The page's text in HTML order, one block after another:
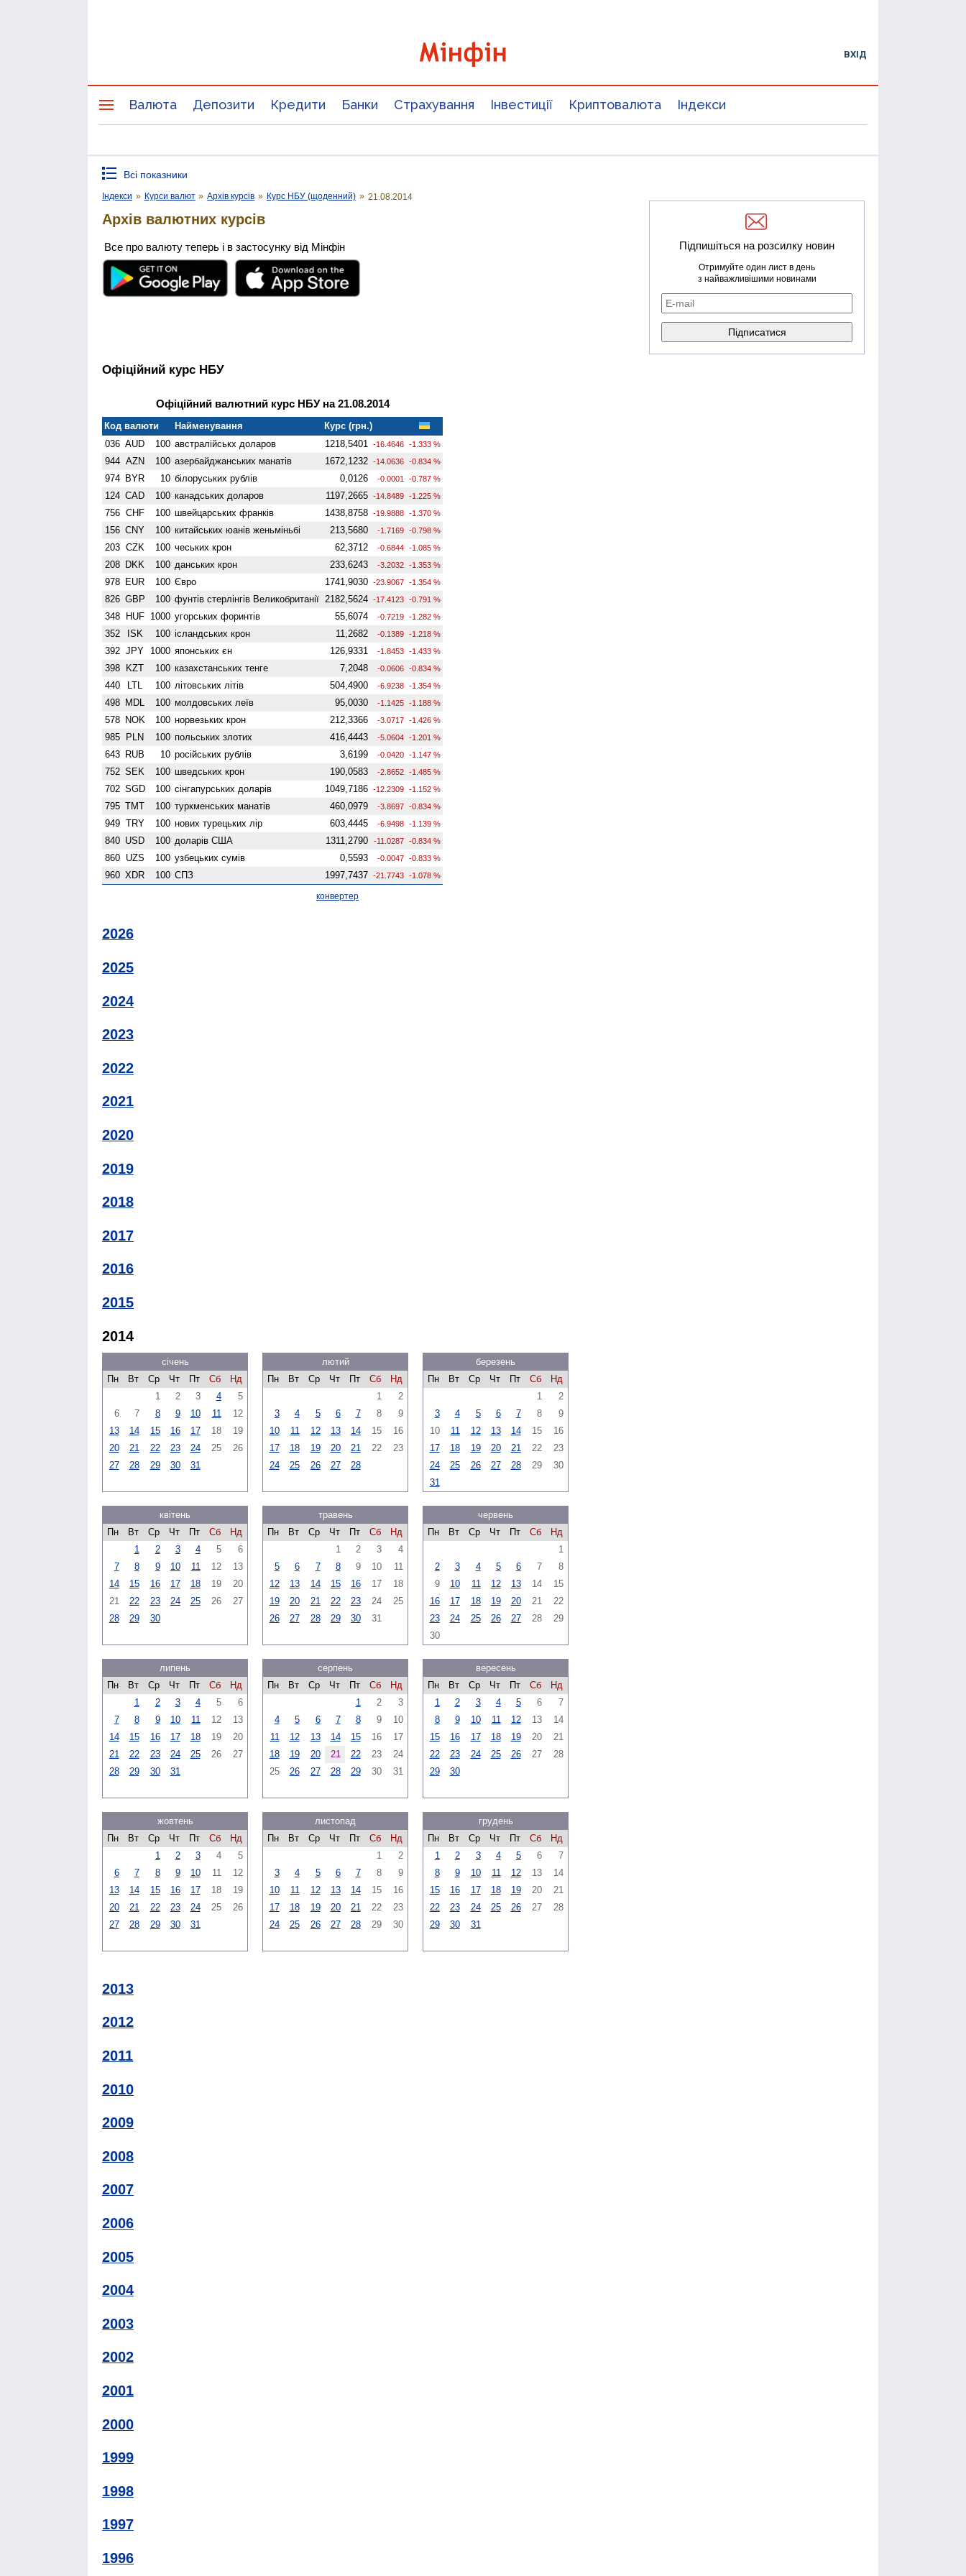
ВХІД
Валюта Депозити Кредити Банки Страхування Інвестиції Криптовалюта Індекси
Всі показники
Індекси » Курси валют » Архів курсів » Курс НБУ (щоденний) » 21.08.2014
Архів валютних курсів
Все про валюту теперь і в застосунку від Мінфін
Офіційний курс НБУ
Офіційний валютний курс НБУ на 21.08.2014
Код валюти Найменування
Курс (грн.)
036 AUD 100 австралійськх доларов 1218,5401 -16.4646 -1.333 %
944 AZN 100 азербайджанських манатів 1672,1232 -14.0636 -0.834 %
974 BYR 10 білоруських рублів 0,0126 -0.0001 -0.787 %
124 CAD 100 канадських доларов 1197,2665 -14.8489 -1.225 %
756 CHF 100 швейцарських франків 1438,8758 -19.9888 -1.370 %
156 CNY 100 китайських юанів женьмiньбi 213,5680 -1.7169 -0.798 %
203 CZK 100 чеських крон 62,3712 -0.6844 -1.085 %
208 DKK 100 данських крон 233,6243 -3.2032 -1.353 %
978 EUR 100 Євро 1741,9030 -23.9067 -1.354 %
826 GBP 100 фунтів стерлінгів Велико­британії 2182,5624 -17.4123 -0.791 %
348 HUF 1000 угорських форинтів 55,6074 -0.7219 -1.282 %
352 ISK 100 ісландських крон 11,2682 -0.1389 -1.218 %
392 JPY 1000 японських єн 126,9331 -1.8453 -1.433 %
398 KZT 100 казахстанських тенге 7,2048 -0.0606 -0.834 %
440 LTL 100 літовських літів 504,4900 -6.9238 -1.354 %
498 MDL 100 молдовських леїв 95,0030 -1.1425 -1.188 %
578 NOK 100 норвезьких крон 212,3366 -3.0717 -1.426 %
985 PLN 100 польських злотих 416,4443 -5.0604 -1.201 %
643 RUB 10 російських рублів 3,6199 -0.0420 -1.147 %
752 SEK 100 шведських крон 190,0583 -2.8652 -1.485 %
702 SGD 100 сінгапурських доларів 1049,7186 -12.2309 -1.152 %
795 TMT 100 туркменських манатів 460,0979 -3.8697 -0.834 %
949 TRY 100 нових турецьких лір 603,4445 -6.9498 -1.139 %
840 USD 100 доларів США 1311,2790 -11.0287 -0.834 %
860 UZS 100 узбецьких сумів 0,5593 -0.0047 -0.833 %
960 XDR 100 СПЗ 1997,7437 -21.7743 -1.078 %
конвертер
2026
2025
2024
2023
2022
2021
2020
2019
2018
2017
2016
2015
2014
січень
Пн
Вт Ср Чт Пт Сб
Нд
1
2 3 4
5
6
7 8 9 10 11
12
13
14 15 16 17 18
19
20
21 22 23 24 25
26
27
28 29 30 31
лютий
Пн
Вт Ср Чт Пт Сб
Нд
1
2
3
4 5 6 7 8
9
10
11 12 13 14 15
16
17
18 19 20 21 22
23
24
25 26 27 28
березень
Пн
Вт Ср Чт Пт Сб
Нд
1
2
3
4 5 6 7 8
9
10
11 12 13 14 15
16
17
18 19 20 21 22
23
24
25 26 27 28 29
30
31
квітень
Пн
Вт Ср Чт Пт Сб
Нд
1
2 3 4 5
6
7
8 9 10 11 12
13
14
15 16 17 18 19
20
21
22 23 24 25 26
27
28
29 30
травень
Пн
Вт Ср Чт Пт Сб
Нд
1
2 3
4
5
6 7 8 9 10
11
12
13 14 15 16 17
18
19
20 21 22 23 24
25
26
27 28 29 30 31
червень
Пн
Вт Ср Чт Пт Сб
Нд
1
2
3 4 5 6 7
8
9
10 11 12 13 14
15
16
17 18 19 20 21
22
23
24 25 26 27 28
29
30
липень
Пн
Вт Ср Чт Пт Сб
Нд
1
2 3 4 5
6
7
8 9 10 11 12
13
14
15 16 17 18 19
20
21
22 23 24 25 26
27
28
29 30 31
серпень
Пн
Вт Ср Чт Пт Сб
Нд
1
2
3
4
5 6 7 8 9
10
11
12 13 14 15 16
17
18
19 20 21 22 23
24
25
26 27 28 29 30 31
вересень
Пн
Вт Ср Чт Пт Сб
Нд
1
2 3 4 5 6
7
8
9 10 11 12 13
14
15
16 17 18 19 20
21
22
23 24 25 26 27
28
29
30
жовтень
Пн
Вт Ср Чт Пт Сб
Нд
1
2 3 4
5
6
7 8 9 10 11
12
13
14 15 16 17 18
19
20
21 22 23 24 25
26
27
28 29 30 31
листопад
Пн
Вт Ср Чт Пт Сб
Нд
1
2
3
4 5 6 7 8
9
10
11 12 13 14 15
16
17
18 19 20 21 22
23
24
25 26 27 28 29 30
грудень
Пн
Вт Ср Чт Пт Сб
Нд
1
2 3 4 5 6
7
8
9 10 11 12 13
14
15
16 17 18 19 20
21
22
23 24 25 26 27
28
29
30 31
2013
2012
2011
2010
2009
2008
2007
2006
2005
2004
2003
2002
2001
2000
1999
1998
1997
1996
Підпишіться на розсилку новин
Отримуйте один лист в день
з найважливішими новинами